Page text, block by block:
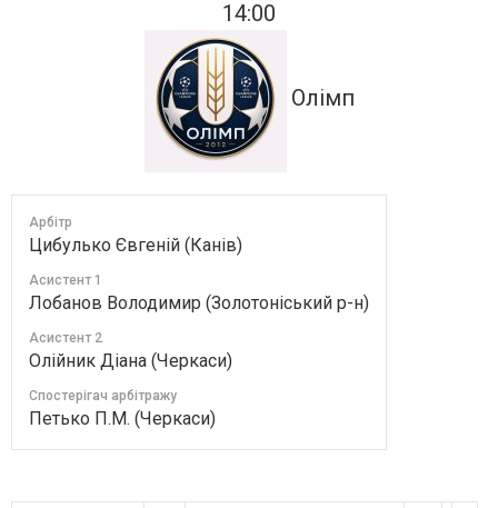
14:00
Олімп
Арбітр
Цибулько Євгеній (Канів)
Асистент 1
Лобанов Володимир (Золотоніський р-н)
Асистент 2
Олійник Діана (Черкаси)
Спостерігач арбітражу
Петько П.М. (Черкаси)